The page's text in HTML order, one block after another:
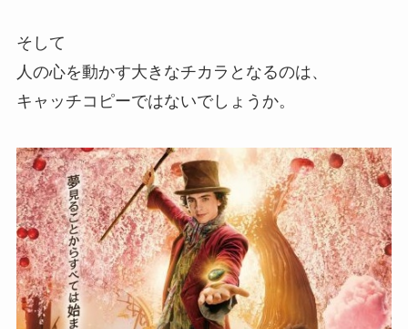
そして
人の心を動かす大きなチカラとなるのは、
キャッチコピーではないでしょうか。